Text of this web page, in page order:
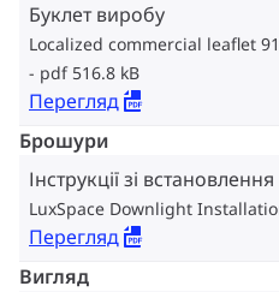
Буклет виробу
Localized commercial leaflet
pdf 516.8 kB
Перегляд
Брошури
Інструкції зі встановлення
LuxSpace Downlight
Перегляд
Вигляд